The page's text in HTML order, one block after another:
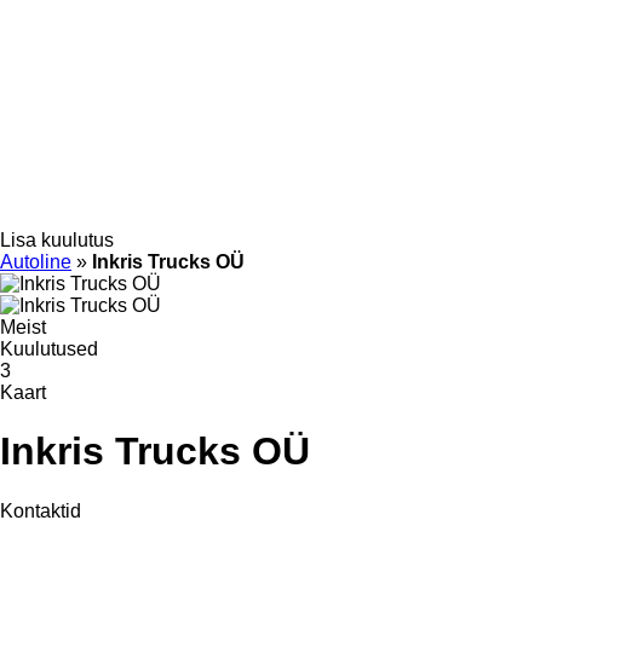
Lisa kuulutus
Autoline » Inkris Trucks OÜ
Meist
Kuulutused
3
Kaart
Inkris Trucks OÜ
Kontaktid